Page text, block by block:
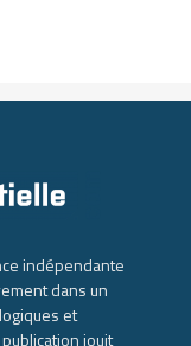
indépendante
dans un
et
jouit